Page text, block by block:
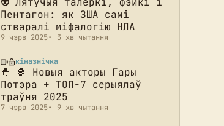
Пентагон: як ЗША самі
стваралі міфалогію НЛА
9 чэрв 2025 3 хв чытання
кіназнічка
🧙 🍿 Новыя акторы Гары
Потэра + ТОП-7 серыялаў
траўня 2025
7 чэрв 2025 9 хв чытання